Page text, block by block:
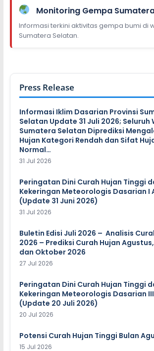
Monitoring Gempa
Informasi terkini aktivitas gempa bumi di
Sumatera Selatan.
Press Release
Informasi Iklim Dasarian Provinsi
Selatan Update 31 Juli 2026; Seluruh
Sumatera Selatan Diprediksi
Hujan Kategori Rendah dan Sifat
Normal…
31 Jul 2026
Peringatan Dini Curah Hujan Tinggi
Kekeringan Meteorologis Dasarian I
(Update 31 Juni 2026)
31 Jul 2026
Buletin Edisi Juli 2026 – Analisis
2026 – Prediksi Curah Hujan
dan Oktober 2026
27 Jul 2026
Peringatan Dini Curah Hujan Tinggi
Kekeringan Meteorologis Dasarian
(Update 20 Juli 2026)
20 Jul 2026
Potensi Curah Hujan Tinggi Bulan
15 Jul 2026